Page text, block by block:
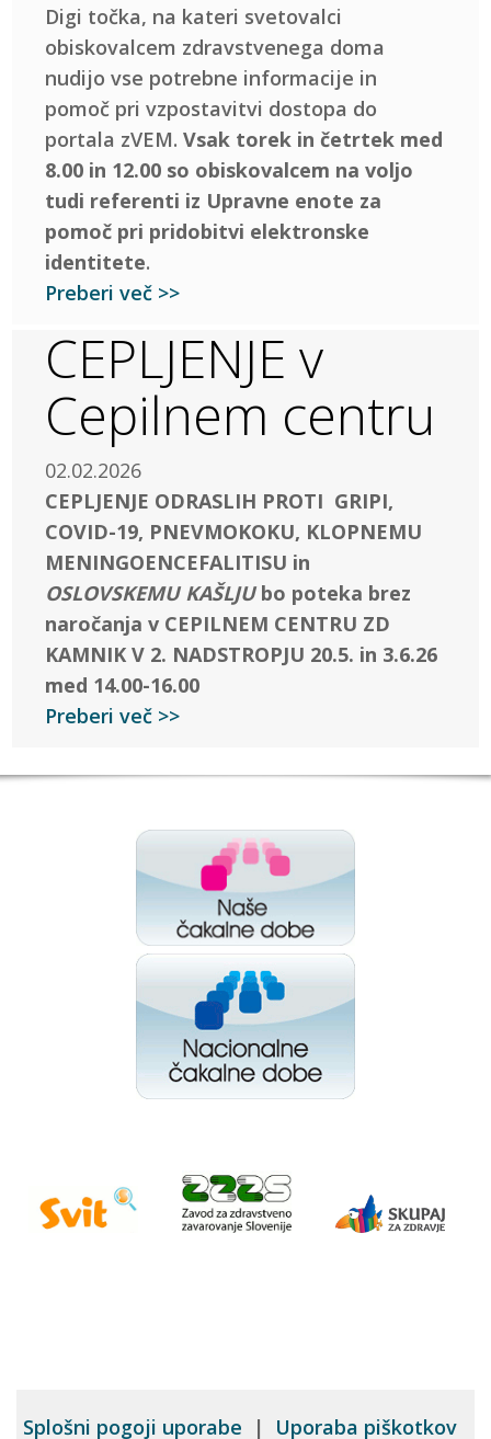
Digi točka, na kateri svetovalci
obiskovalcem zdravstvenega doma
nudijo vse potrebne informacije in
pomoč pri vzpostavitvi dostopa do
portala zVEM.Vsak torek in četrtek med
8.00 in 12.00 so obiskovalcem na voljo
tudi referenti iz Upravne enote za
pomoč pri pridobitvi elektronske
identitete.
Preberi več >>
CEPLJENJE v
Cepilnem centru
02.02.2026
CEPLJENJE ODRASLIH PROTI GRIPI,
COVID-19, PNEVMOKOKU, KLOPNEMU
MENINGOENCEFALITISU in
OSLOVSKEMU KAŠLJUbo poteka brez
naročanja v CEPILNEM CENTRU ZD
KAMNIK V 2. NADSTROPJU 20.5. in 3.6.26
med 14.00-16.00
Preberi več >>
Splošni pogoji uporabe | Uporaba piškotkov